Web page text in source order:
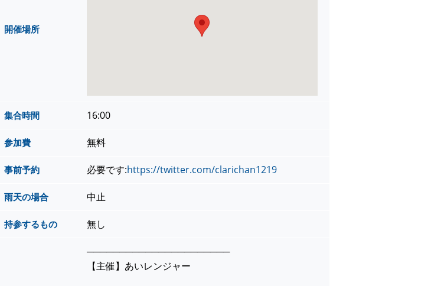
開催場所
集合時間 16:00
参加費 無料
事前予約 必要です:https://twitter.com/clarichan1219
雨天の場合 中止
持参するもの 無し
──────────────────────
【主催】あいレンジャー